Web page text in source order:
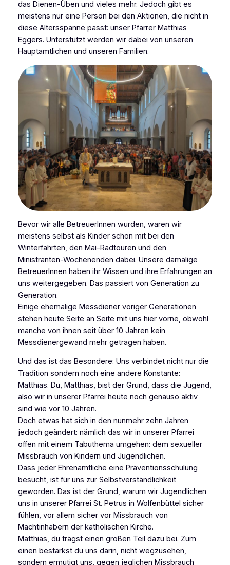
das Dienen-Üben und vieles mehr. Jedoch gibt es
meistens nur eine Person bei den Aktionen, die nicht in
diese Altersspanne passt: unser Pfarrer Matthias
Eggers. Unterstützt werden wir dabei von unseren
Hauptamtlichen und unseren Familien.
Bevor wir alle BetreuerInnen wurden, waren wir
meistens selbst als Kinder schon mit bei den
Winterfahrten, den Mai-Radtouren und den
Ministranten-Wochenenden dabei. Unsere damalige
BetreuerInnen haben ihr Wissen und ihre Erfahrungen an
uns weitergegeben. Das passiert von Generation zu
Generation.
Einige ehemalige Messdiener voriger Generationen
stehen heute Seite an Seite mit uns hier vorne, obwohl
manche von ihnen seit über 10 Jahren kein
Messdienergewand mehr getragen haben.
Und das ist das Besondere: Uns verbindet nicht nur die
Tradition sondern noch eine andere Konstante:
Matthias. Du, Matthias, bist der Grund, dass die Jugend,
also wir in unserer Pfarrei heute noch genauso aktiv
sind wie vor 10 Jahren.
Doch etwas hat sich in den nunmehr zehn Jahren
jedoch geändert: nämlich das wir in unserer Pfarrei
offen mit einem Tabuthema umgehen: dem sexueller
Missbrauch von Kindern und Jugendlichen.
Dass jeder Ehrenamtliche eine Präventionsschulung
besucht, ist für uns zur Selbstverständlichkeit
geworden. Das ist der Grund, warum wir Jugendlichen
uns in unserer Pfarrei St. Petrus in Wolfenbüttel sicher
fühlen, vor allem sicher vor Missbrauch von
Machtinhabern der katholischen Kirche.
Matthias, du trägst einen großen Teil dazu bei. Zum
einen bestärkst du uns darin, nicht wegzusehen,
sondern ermutigt uns, gegen jeglichen Missbrauch